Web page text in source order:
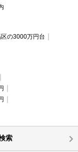
の3000万円台
索